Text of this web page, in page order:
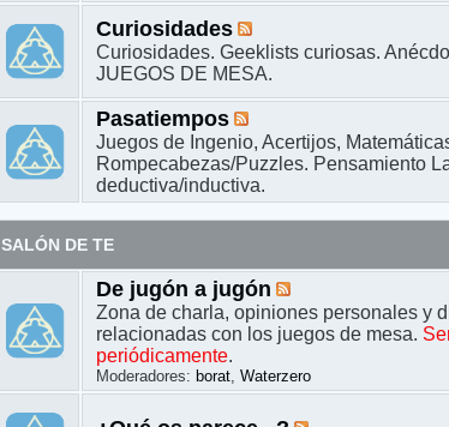
Curiosidades
Curiosidades. Geeklists curiosas.
JUEGOS DE MESA.
Pasatiempos
Juegos de Ingenio, Acertijos,
Rompecabezas/Puzzles. Pensamiento
deductiva/inductiva.
SALÓN DE TE
De jugón a jugón
Zona de charla, opiniones personales y
relacionadas con los juegos de mesa.
periódicamente.
Moderadores: borat ,Waterzero